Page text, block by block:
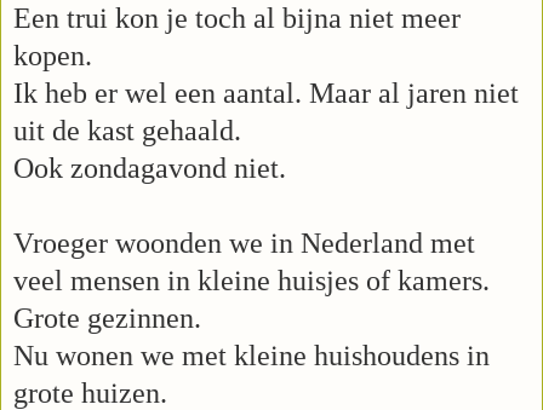
Een trui kon je toch al bijna niet meer
kopen.
Ik heb er wel een aantal. Maar al jaren niet
uit de kast gehaald.
Ook zondagavond niet.
Vroeger woonden we in Nederland met
veel mensen in kleine huisjes of kamers.
Grote gezinnen.
Nu wonen we met kleine huishoudens in
grote huizen.